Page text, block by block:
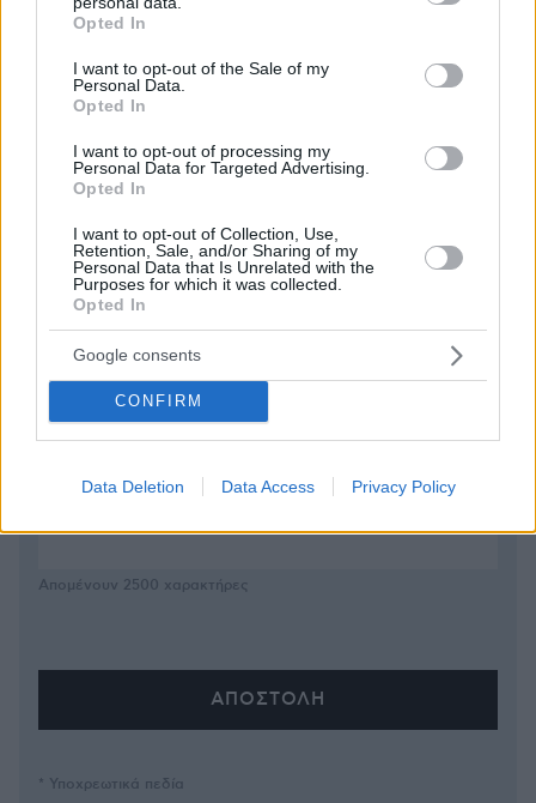
grant or deny consent to Google and its third-party tags to
use your data for below specified purposes in below Google
consent section.
Opted In
I want to opt-out of the Sale of my
Personal Data.
Opted In
I want to opt-out of processing my
Personal Data for Targeted Advertising.
Opted In
I want to opt-out of Collection, Use,
Retention, Sale, and/or Sharing of my
Personal Data that Is Unrelated with the
Purposes for which it was collected.
Opted In
Google consents
CONFIRM
Data Deletion Data Access Privacy Policy
ΠΡΟΣΘΗΚΗ ΣΧΟΛΙΟΥ
ΌΝΟΜΑ *
ΣΧΌΛΙΟ *
Απομένουν 2500 χαρακτήρες
* Υποχρεωτικά πεδία